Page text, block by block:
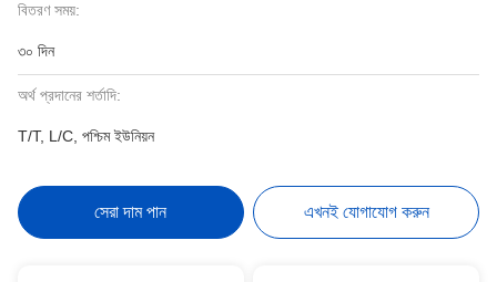
বিতরণ সময়:
৩০ দিন
অর্থ প্রদানের শর্তাদি:
T/T, L/C, পশ্চিম ইউনিয়ন
সেরা দাম পান এখনই যোগাযোগ করুন